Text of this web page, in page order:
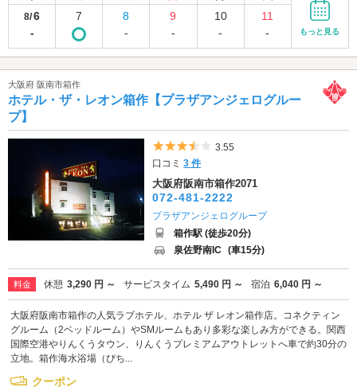
8/6
-
7
8
-
9
-
10
-
11
-
もっと見る
大阪府 阪南市箱作
ホテル・ザ・レオン箱作【プラザアンジェログルー
プ】
5つ星のうち3.5
3.55
口コミ3 件
大阪府阪南市箱作2071
072-481-2222
プラザアンジェログループ
箱作駅 (徒歩20分)
泉佐野南IC (車15分)
料金 休憩 3,290 円 ～ サービスタイム 5,490 円 ～ 宿泊 6,040 円 ～
大阪府阪南市箱作の人気ラブホテル、ホテル ザ レオン箱作店。コネクティン
グルーム（2ベッドルーム）やSMルームもあり多彩な楽しみ方ができる。関西
国際空港やりんくうタウン、りんくうプレミアムアウトレットへ車で約30分の
立地。箱作海水浴場（ぴち...
クーポン